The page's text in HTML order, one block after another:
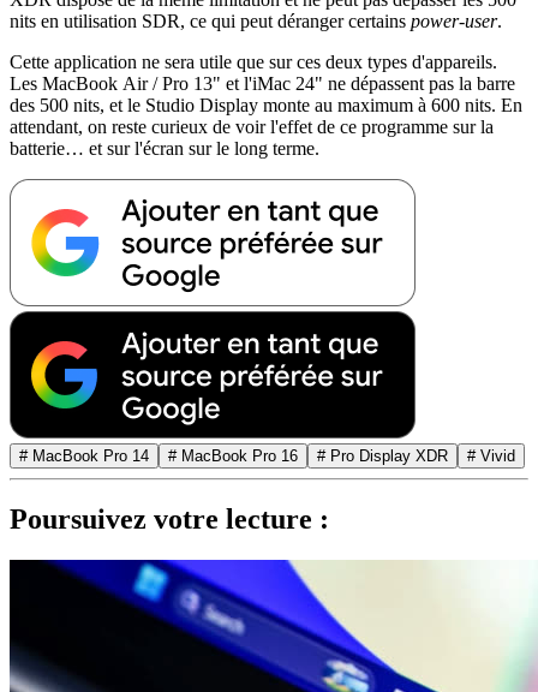
nits en utilisation SDR, ce qui peut déranger certains power-user.
Cette application ne sera utile que sur ces deux types d'appareils.
Les MacBook Air / Pro 13" et l'iMac 24" ne dépassent pas la barre
des 500 nits, et le Studio Display monte au maximum à 600 nits. En
attendant, on reste curieux de voir l'effet de ce programme sur la
batterie… et sur l'écran sur le long terme.
# MacBook Pro 14 # MacBook Pro 16 # Pro Display XDR # Vivid
Poursuivez votre lecture :